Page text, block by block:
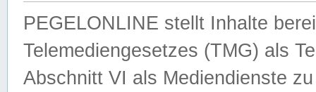
PEGELONLINE stellt Inhalte
Telemediengesetzes (TMG) als
Abschnitt VI als Mediendienste